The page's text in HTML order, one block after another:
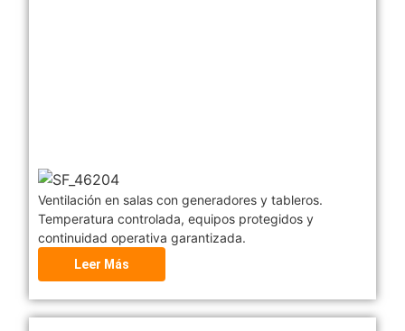
Ventilación en salas con generadores y tableros.
Temperatura controlada, equipos protegidos y
continuidad operativa garantizada.
Leer Más